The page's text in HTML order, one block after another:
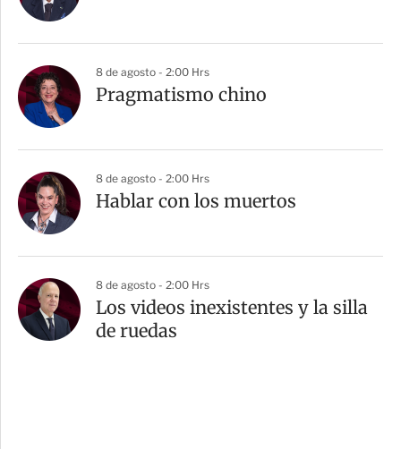
8 de agosto - 2:00 Hrs
Pragmatismo chino
8 de agosto - 2:00 Hrs
Hablar con los muertos
8 de agosto - 2:00 Hrs
Los videos inexistentes y la silla
de ruedas